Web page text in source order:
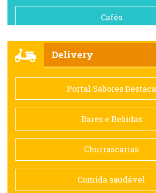
Cafés
Comida saudável
Contemporânea
Doceria
Espanhola
Delivery
Portal Sabores Destaca
Bares e Bebidas
Churrascarias
Comida saudável